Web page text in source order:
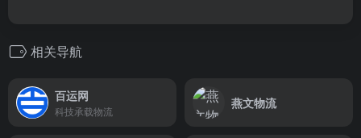
相关导航
百运网
科技承载物流
燕文物流